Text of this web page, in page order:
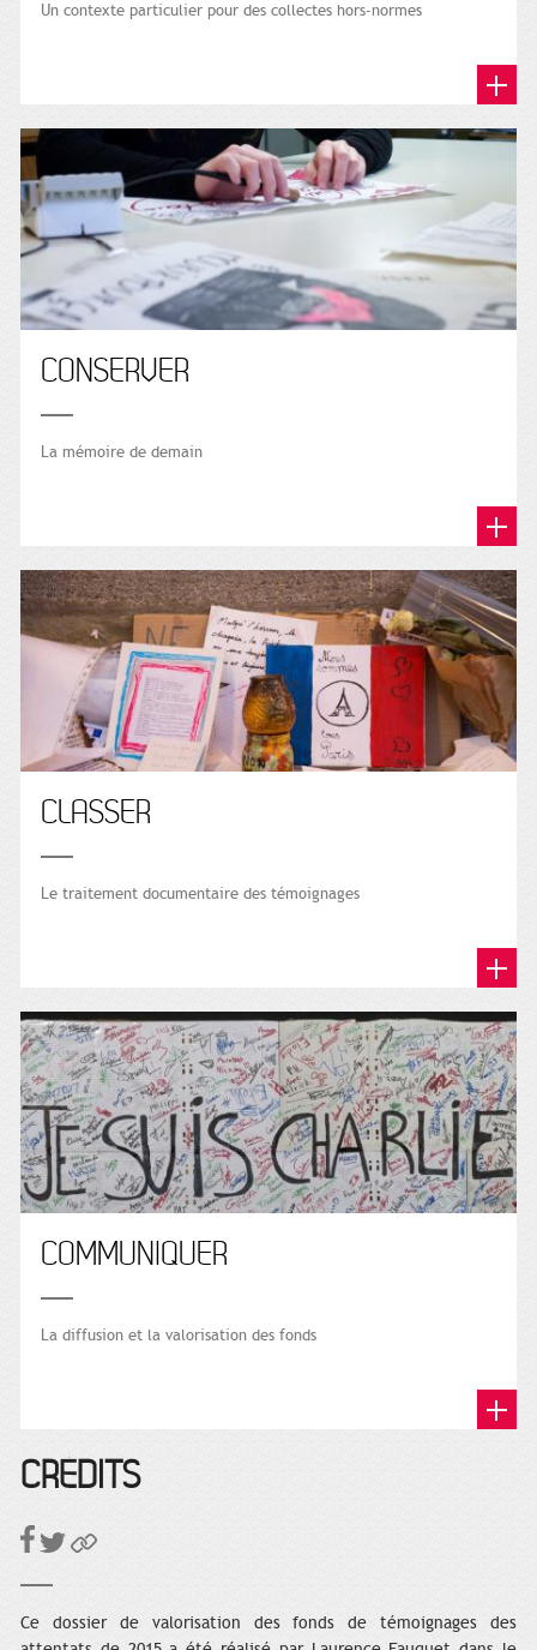
Un contexte particulier pour des collectes hors-normes
CONSERVER
La mémoire de demain
CLASSER
Le traitement documentaire des témoignages
COMMUNIQUER
La diffusion et la valorisation des fonds
CRÉDITS
Ce dossier de valorisation des fonds de témoignages des